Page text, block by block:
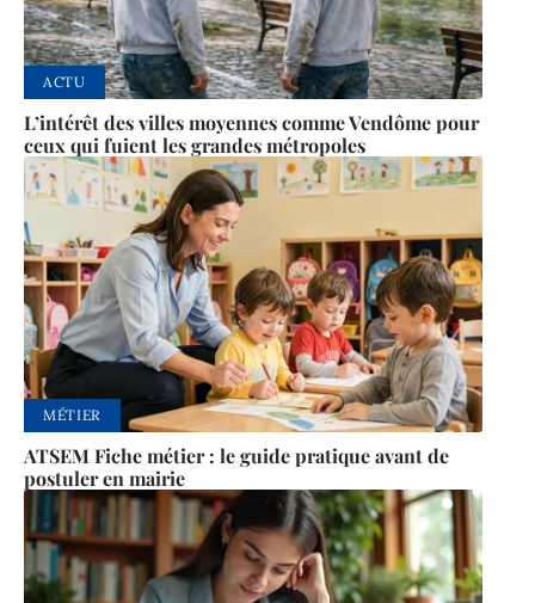
ACTU
L’intérêt des villes moyennes comme Vendôme pour
ceux qui fuient les grandes métropoles
MÉTIER
ATSEM Fiche métier : le guide pratique avant de
postuler en mairie